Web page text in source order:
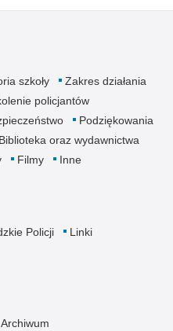
szkoły
Zakres działania
policjantów
Podziękowania
Biblioteka oraz wydawnictwa
Filmy Inne
Policji Linki